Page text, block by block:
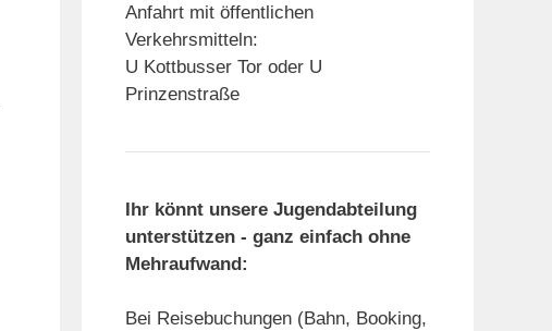
Anfahrt mit öffentlichen
Verkehrsmitteln:
U Kottbusser Tor oder U
Prinzenstraße
Ihr könnt unsere Jugendabteilung
unterstützen - ganz einfach ohne
Mehraufwand:
Bei Reisebuchungen (Bahn, Booking,